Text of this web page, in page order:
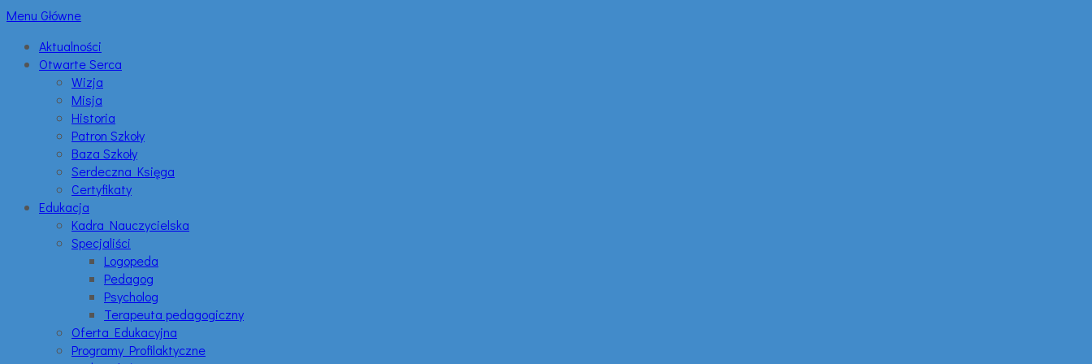
Menu Główne
Aktualności
Otwarte Serca
Wizja
Misja
Historia
Patron Szkoły
Baza Szkoły
Serdeczna Księga
Certyfikaty
Edukacja
Kadra Nauczycielska
Specjaliści
Logopeda
Pedagog
Psycholog
Terapeuta pedagogiczny
Oferta Edukacyjna
Programy Profilaktyczne